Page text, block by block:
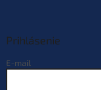
Prihlásenie
E-mail